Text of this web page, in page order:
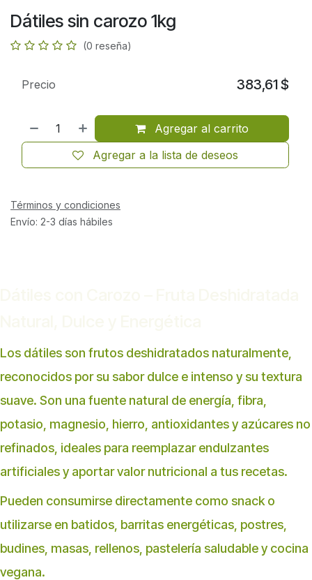
Dátiles sin carozo 1kg
(0 reseña)
Agregar al carrito
Agregar a la lista de deseos
Precio 383,61$
Términos y condiciones
Envío: 2-3 días hábiles
Los dátiles son frutos deshidratados naturalmente,
reconocidos por su sabor dulce e intenso y su textura
suave. Son una fuente natural de energía, fibra,
potasio, magnesio, hierro, antioxidantes y azúcares no
refinados, ideales para reemplazar endulzantes
artificiales y aportar valor nutricional a tus recetas.
Pueden consumirse directamente como snack o
utilizarse en batidos, barritas energéticas, postres,
budines, masas, rellenos, pastelería saludable y cocina
vegana.